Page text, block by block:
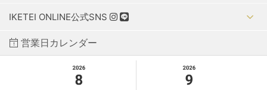
IKETEI ONLINE公式SNS
営業日カレンダー